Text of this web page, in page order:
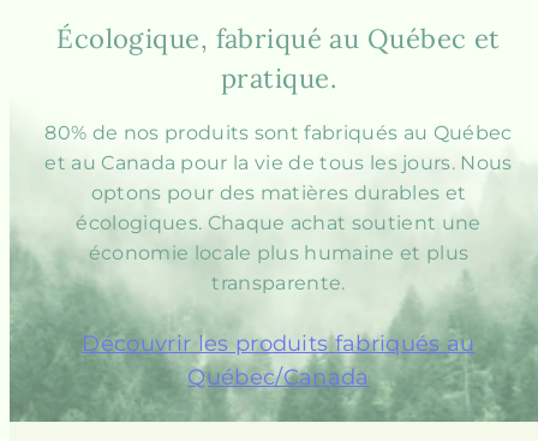
Écologique, fabriqué au Québec et
pratique.
80% de nos produits sont fabriqués au Québec
et au Canada pour la vie de tous les jours. Nous
optons pour des matières durables et
écologiques. Chaque achat soutient une
économie locale plus humaine et plus
transparente.
Découvrir les produits fabriqués au
Québec/Canada